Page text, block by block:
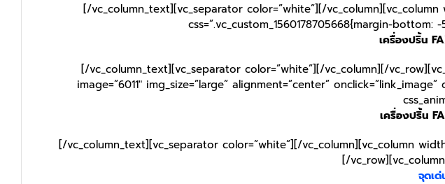
[/vc_column_text][vc_separator color=”white”][/vc_column][vc_column
css=”.vc_custom_1560178705668{margin-
เครื่องปริ้น
[/vc_column_text][vc_separator color=”white”][/vc_column][/
image=”6011″ img_size=”large” alignment=”center”
เครื่องปริ้น
[/vc_column_text][vc_separator color=”white”][/vc_column][vc_column
[/
จุดเด่